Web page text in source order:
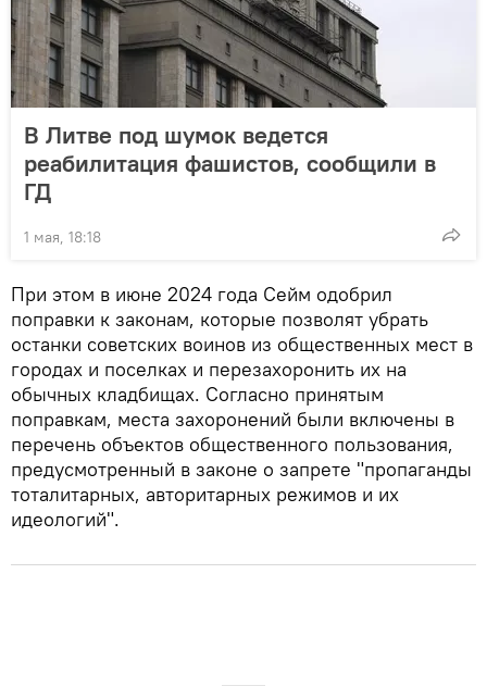
В Литве под шумок ведется
реабилитация фашистов, сообщили в
ГД
1 мая, 18:18
При этом в июне 2024 года Сейм одобрил
поправки к законам, которые позволят убрать
останки советских воинов из общественных мест в
городах и поселках и перезахоронить их на
обычных кладбищах. Согласно принятым
поправкам, места захоронений были включены в
перечень объектов общественного пользования,
предусмотренный в законе о запрете "пропаганды
тоталитарных, авторитарных режимов и их
идеологий".